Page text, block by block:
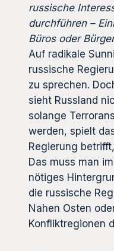
russische
durchführen –
Büros oder
Auf radikale
russische
zu sprechen.
sieht Russland
solange
werden, spielt
Regierung
Das muss man
nötiges
die russische
Nahen Osten
Konfliktregionen